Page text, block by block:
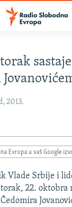
2013.
Evropa u vaš Google
Vlade Srbije i
22. oktobra